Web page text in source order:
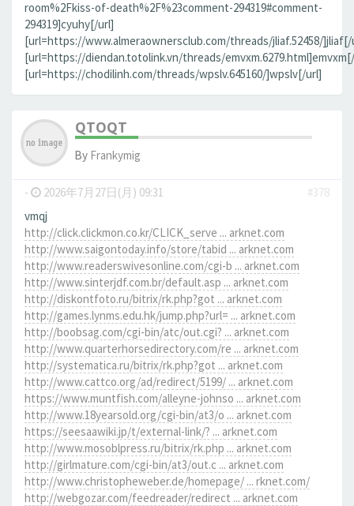
room%2Fkiss-of-death%2F%23comment-294319#comment-
294319]cyuhy[/url]
[url=https://www.almeraownersclub.com/threads/jliaf.52458/
[url=https://diendan.totolink.vn/threads/
[url=https://chodilinh.com/threads/wpslv.645160/]wpslv[/url]
QTOQT
By Frankymig
- 2026年7月27日(月) 09:31
#378
vmqj
http://click.clickmon.co.kr/CLICK_serve ... arknet.com
http://www.saigontoday.info/store/tabid ... arknet.com
http://www.readerswivesonline.com/cgi-b ... arknet.com
http://www.sinterjdf.com.br/default.asp ... arknet.com
http://diskontfoto.ru/bitrix/rk.php?got ... arknet.com
http://games.lynms.edu.hk/jump.php?url= ... arknet.com
http://boobsag.com/cgi-bin/atc/out.cgi? ... arknet.com
http://www.quarterhorsedirectory.com/re ... arknet.com
http://systematica.ru/bitrix/rk.php?got ... arknet.com
http://www.cattco.org/ad/redirect/5199/ ... arknet.com
https://www.muntfish.com/alleyne-johnso ... arknet.com
http://www.18yearsold.org/cgi-bin/at3/o ... arknet.com
https://seesaawiki.jp/t/external-link/? ... arknet.com
http://www.mosoblpress.ru/bitrix/rk.php ... arknet.com
http://girlmature.com/cgi-bin/at3/out.c ... arknet.com
http://www.christopheweber.de/homepage/ ... rknet.com/
http://webgozar.com/feedreader/redirect ... arknet.com